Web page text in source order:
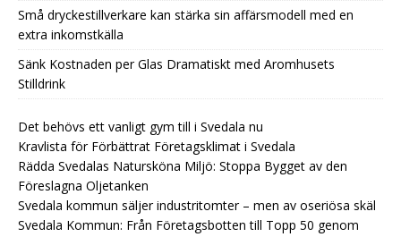
Små dryckestillverkare kan stärka sin affärsmodell med en
extra inkomstkälla
Sänk Kostnaden per Glas Dramatiskt med Aromhusets
Stilldrink
Det behövs ett vanligt gym till i Svedala nu
Kravlista för Förbättrat Företagsklimat i Svedala
Rädda Svedalas Natursköna Miljö: Stoppa Bygget av den
Föreslagna Oljetanken
Svedala kommun säljer industritomter – men av oseriösa skäl
Svedala Kommun: Från Företagsbotten till Topp 50 genom